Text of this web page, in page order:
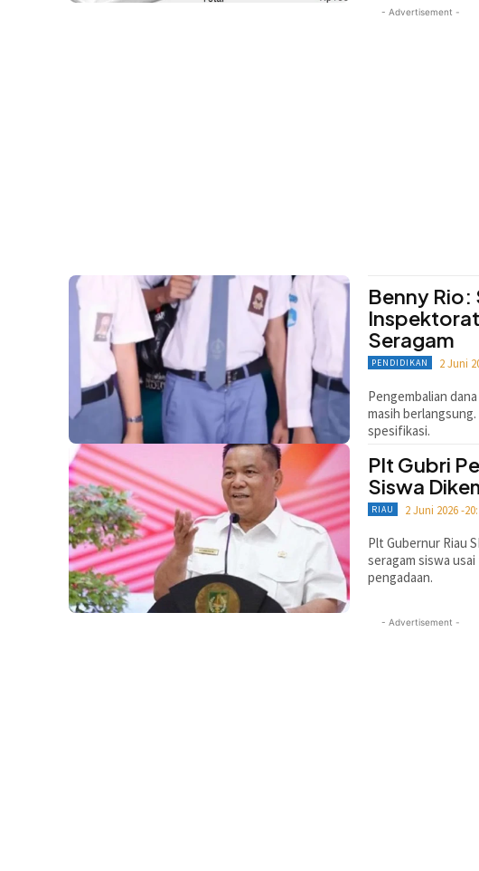
- Advertisement -
Benny Rio:
Seragam
PENDIDIKAN 2 Juni
Pengembalian
masih
spesifikasi.
Plt Gubri
Siswa
RIAU 2 Juni 2026 -
Plt Gubernur Riau
seragam siswa
pengadaan.
- Advertisement -